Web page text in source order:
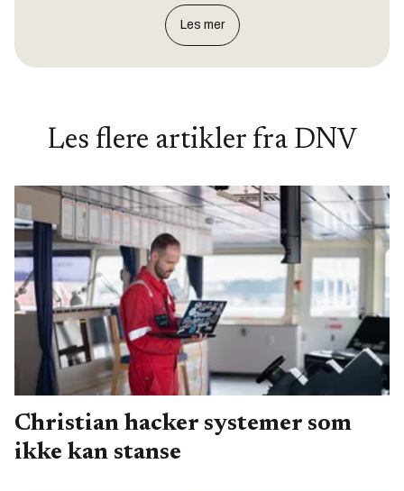
Les mer
Les flere artikler fra DNV
Christian hacker systemer som
ikke kan stanse